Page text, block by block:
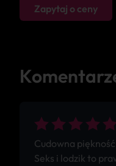
Zapytaj o ceny
Cudowna
Seks i lodzik to